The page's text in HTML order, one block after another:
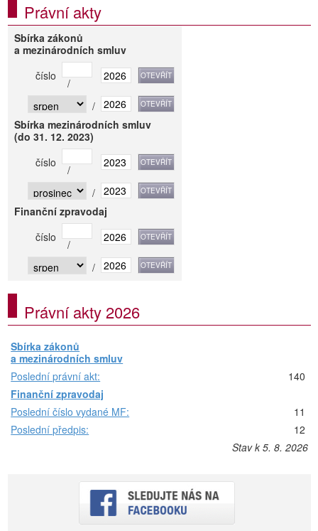
Právní akty
Sbírka zákonů
a mezinárodních smluv
číslo
/
/
Sbírka mezinárodních smluv
(do 31. 12. 2023)
číslo
/
/
Finanční zpravodaj
číslo
/
/
Právní akty 2026
Sbírka zákonů
a mezinárodních smluv
Poslední právní akt:
140
Finanční zpravodaj
Poslední číslo vydané MF:
11
Poslední předpis:
12
Stav k 5. 8. 2026